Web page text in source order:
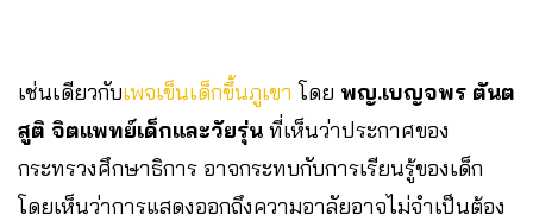
เช่นเดียวกับเพจเข็นเด็กขึ้นภูเขา โดย พญ.เบญจพร ตันต
สูติ จิตแพทย์เด็กและวัยรุ่น ที่เห็นว่าประกาศของ
กระทรวงศึกษาธิการ อาจกระทบกับการเรียนรู้ของเด็ก
โดยเห็นว่าการแสดงออกถึงความอาลัยอาจไม่จำเป็นต้อง